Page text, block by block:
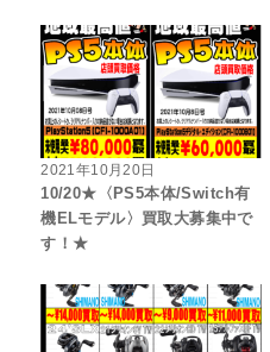
2021年10月20日
10/20★〈PS5本体/Switch有
機ELモデル〉買取大募集中で
す！★